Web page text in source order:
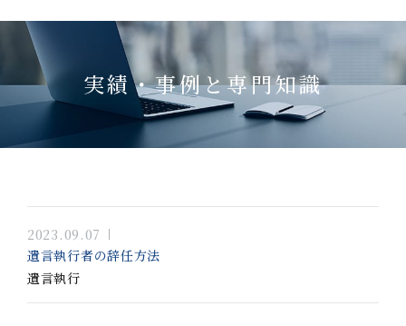
実績・事例と専門知識
2023.09.07
遺言執行者の辞任方法
遺言執行